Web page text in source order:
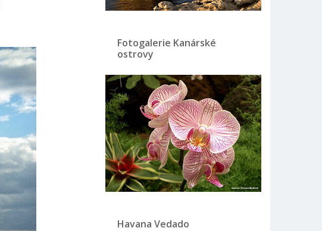
Fotogalerie Kanárské
ostrovy
Havana Vedado